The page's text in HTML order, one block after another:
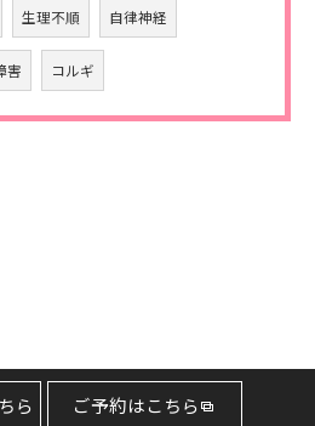
生理不順 自律神経
害 コルギ
ら ご予約はこちら